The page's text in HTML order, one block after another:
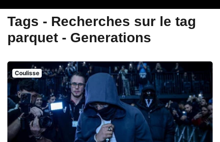
Tags - Recherches sur le tag
parquet - Generations
Coulisse